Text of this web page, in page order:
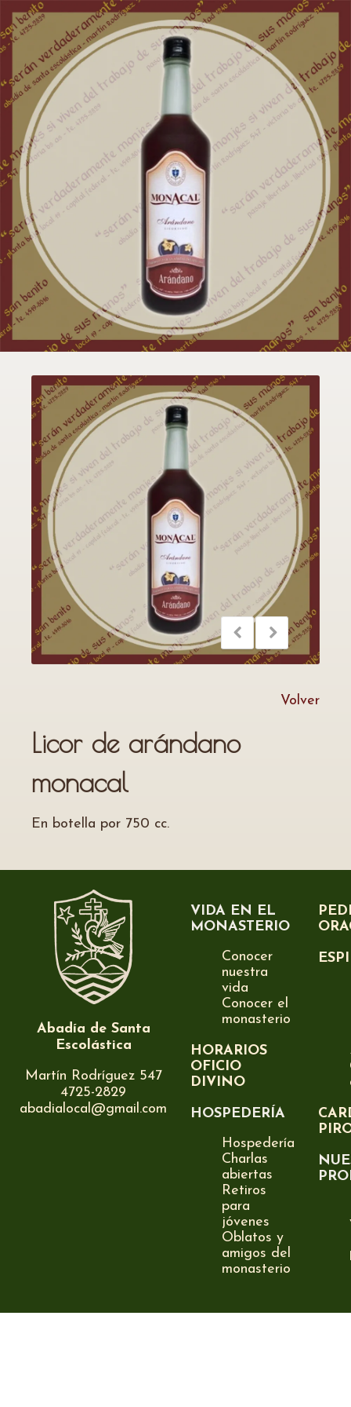
Volver
Licor de arándano
monacal
En botella por 750 cc.
Abadía de Santa
Escolástica
Martín Rodríguez 547
4725-2829
abadialocal@gmail.com
VIDA EN EL
MONASTERIO
Conocer
nuestra
vida
Conocer el
monasterio
HORARIOS
OFICIO
DIVINO
HOSPEDERÍA
Hospedería
Charlas
abiertas
Retiros
para
jóvenes
Oblatos y
amigos del
monasterio